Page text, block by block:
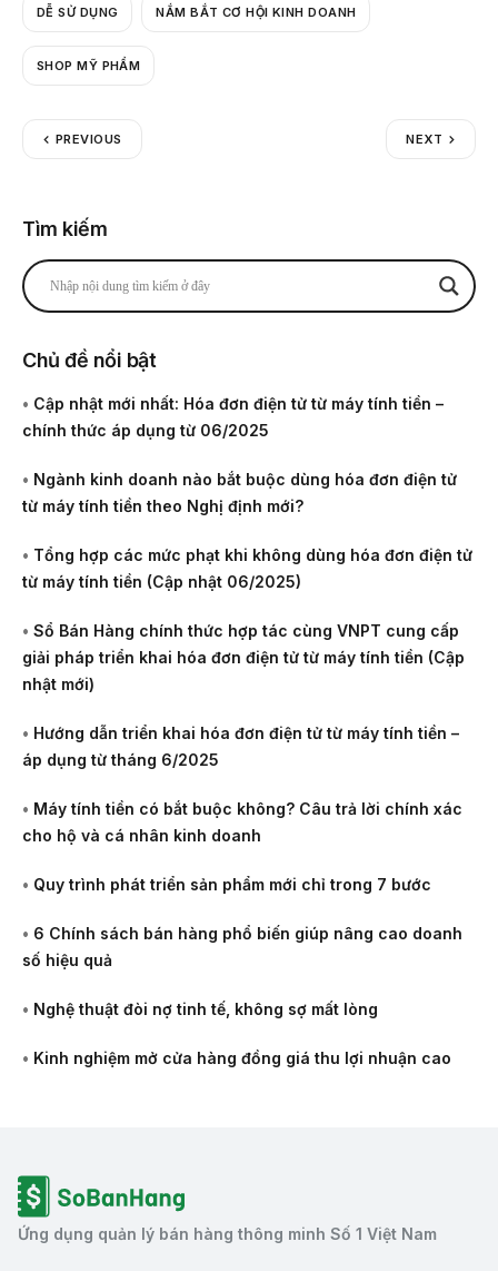
DỄ SỬ DỤNG NẮM BẮT CƠ HỘI KINH DOANH
SHOP MỸ PHẨM
PREVIOUS NEXT
Tìm kiếm
Chủ đề nổi bật
• Cập nhật mới nhất: Hóa đơn điện tử từ máy tính tiền –
chính thức áp dụng từ 06/2025
• Ngành kinh doanh nào bắt buộc dùng hóa đơn điện tử
từ máy tính tiền theo Nghị định mới?
• Tổng hợp các mức phạt khi không dùng hóa đơn điện tử
từ máy tính tiền (Cập nhật 06/2025)
• Sổ Bán Hàng chính thức hợp tác cùng VNPT cung cấp
giải pháp triển khai hóa đơn điện tử từ máy tính tiền (Cập
nhật mới)
• Hướng dẫn triển khai hóa đơn điện tử từ máy tính tiền –
áp dụng từ tháng 6/2025
• Máy tính tiền có bắt buộc không? Câu trả lời chính xác
cho hộ và cá nhân kinh doanh
• Quy trình phát triển sản phẩm mới chỉ trong 7 bước
• 6 Chính sách bán hàng phổ biến giúp nâng cao doanh
số hiệu quả
• Nghệ thuật đòi nợ tinh tế, không sợ mất lòng
• Kinh nghiệm mở cửa hàng đồng giá thu lợi nhuận cao
Ứng dụng quản lý bán hàng thông minh Số 1 Việt Nam